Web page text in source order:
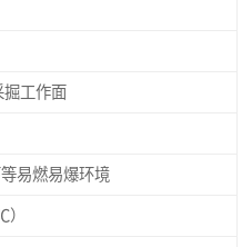
工作面
易燃易爆环境